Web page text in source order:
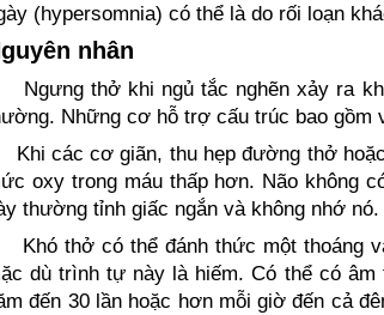
(hypersomnia) có thể là do rối loạn
nhân
Ngưng thở khi ngủ tắc nghẽn xảy ra
Những cơ hỗ trợ cấu trúc bao gồm
Khi các cơ giãn, thu hẹp đường thở
oxy trong máu thấp hơn. Não không
thường tỉnh giấc ngắn và không nhớ nó.
Khó thở có thể đánh thức một thoáng
dù trình tự này là hiếm. Có thể có
đến 30 lần hoặc hơn mỗi giờ đến cả